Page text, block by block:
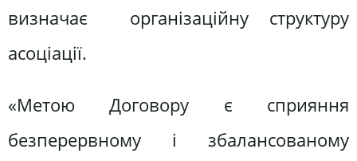
визначає організаційну структуру
асоціації.
«Метою Договору є сприяння
безперервному і збалансованому